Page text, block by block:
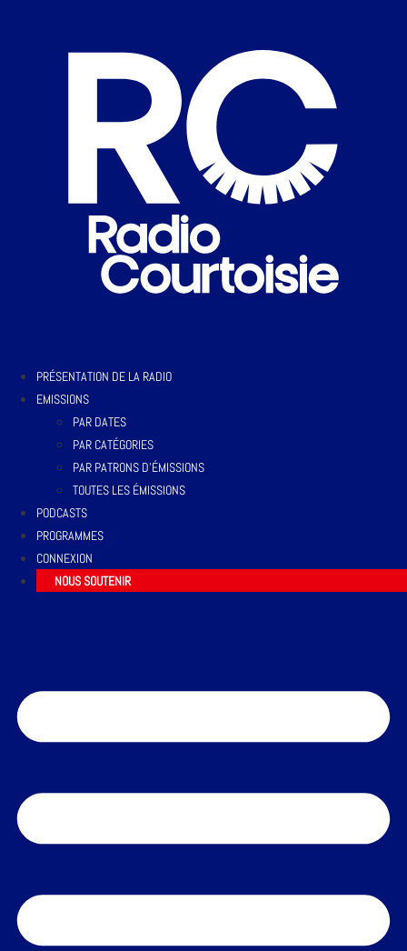
PRÉSENTATION DE LA RADIO
EMISSIONS
PAR DATES
PAR CATÉGORIES
PAR PATRONS D’ÉMISSIONS
TOUTES LES ÉMISSIONS
PODCASTS
PROGRAMMES
CONNEXION
NOUS SOUTENIR